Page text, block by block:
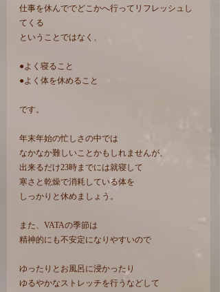
仕事を休んででどこかへ行ってリフレッシュし
てくる
ということではなく、
●よく寝ること
●よく体を休めること
です。
年末年始の忙しさの中では
なかなか難しいことかもしれませんが、
出来るだけ23時までには就寝して
寒さと乾燥で消耗している体を
しっかりと休めましょう。
また、VATAの季節は
精神的にも不安定になりやすいので
ゆったりとお風呂に浸かったり
ゆるやかなストレッチを行うなどして